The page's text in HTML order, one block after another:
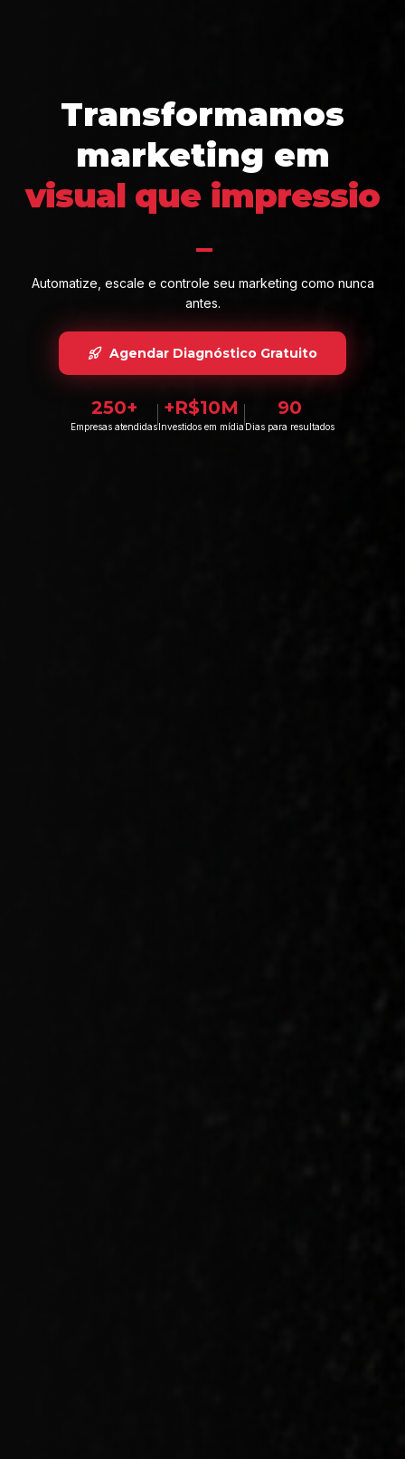
Transformamos
marketing em
visual que
Automatize, escale e controle seu marketing como nunca
antes.
Agendar Diagnóstico Gratuito
250+
Empresas atendidas
+R$10M
Investidos em mídia
90
Dias para resultados